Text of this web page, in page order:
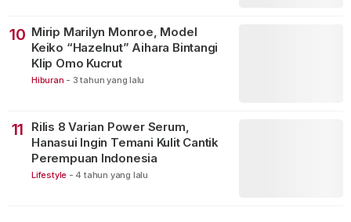
10 Mirip Marilyn Monroe, Model
Keiko “Hazelnut” Aihara Bintangi
Klip Omo Kucrut
Hiburan - 3 tahun yang lalu
11
Rilis 8 Varian Power Serum,
Hanasui Ingin Temani Kulit Cantik
Perempuan Indonesia
Lifestyle - 4 tahun yang lalu